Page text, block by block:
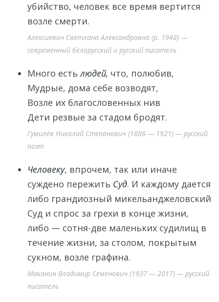
убийство, человек все время вертится
возле смерти.
Алексиевич Светлана Александровна (р. 1948) —
современный белорусский и русский писатель
Много естьлюдей, что, полюбив,
Мудрые, дома себе возводят,
Возле их благословенных нив
Дети резвые за стадом бродят.
Гумилёв Николай Степанович (1886 — 1921) — русский
поэт
Человеку, впрочем, так или иначе
суждено пережить Суд. И каждому дается
либо грандиозный микельанджеловский
Суд и спрос за грехи в конце жизни,
либо — сотня-две маленьких судилищ в
течение жизни, за столом, покрытым
сукном, возле графина.
Маканин Владимир Семёнович (1937 — 2017) — русский
писатель